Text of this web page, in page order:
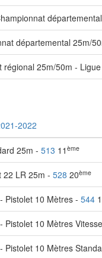
départemental 25m/
25m/50m -
2022
25m - 513 11 ème
22 LR 25m - 528 20ème
Pistolet 10 Mètres - 544
10 Mètres
Pistolet 10 Mètres